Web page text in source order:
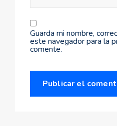
Guarda mi nombre,
este navegador para la
comente.